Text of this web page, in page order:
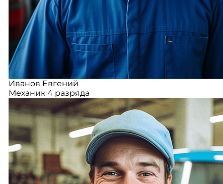
Иванов Евгений
Механик 4 разряда